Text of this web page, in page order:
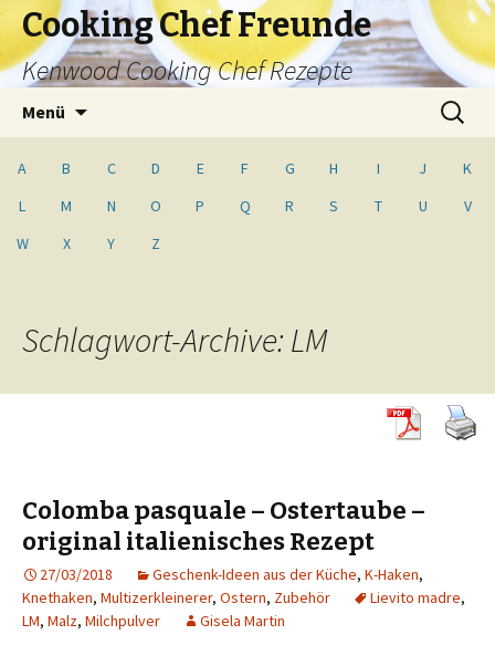
Cooking Chef Freunde
Kenwood Cooking Chef Rezepte
Menü
Suche
nach:
A B C D E F G H I J
K
L
M N O P Q R S T U
V
W
X Y Z
Schlagwort-Archive: LM
Colomba pasquale – Ostertaube –
original italienisches Rezept
27/03/2018 Geschenk-Ideen aus der Küche, K-Haken,
Knethaken, Multizerkleinerer, Ostern, Zubehör Lievito madre,
LM, Malz, Milchpulver Gisela Martin